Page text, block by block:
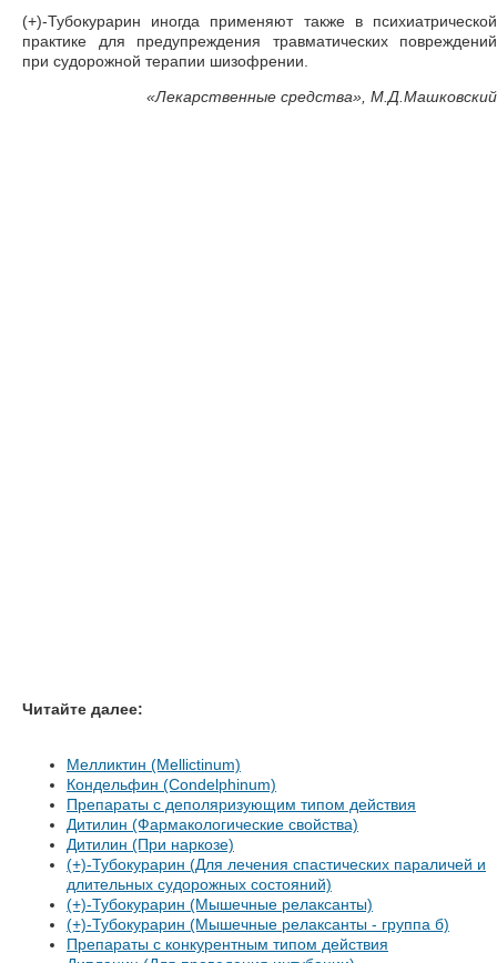
(+)-Тубокурарин иногда применяют также в психиатрической
практике для предупреждения травматических повреждений
при судорожной терапии шизофрении.
«Лекарственные средства», М.Д.Машковский
Читайте далее:
Мелликтин (Mellictinum)
Кондельфин (Condelphinum)
Препараты с деполяризующим типом действия
Дитилин (Фармакологические свойства)
Дитилин (При наркозе)
(+)-Тубокурарин (Для лечения спастических параличей и
длительных судорожных состояний)
(+)-Тубокурарин (Мышечные релаксанты)
(+)-Тубокурарин (Мышечные релаксанты - группа б)
Препараты с конкурентным типом действия